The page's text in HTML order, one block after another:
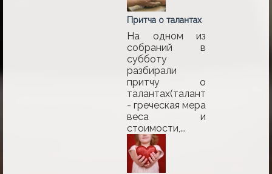
Притча о талантах
На одном из
собраний в
субботу
разбирали
притчу о
талантах(талант
- греческая мера
веса и
стоимости,...